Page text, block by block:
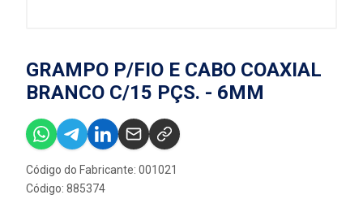
GRAMPO P/FIO E CABO COAXIAL
BRANCO C/15 PÇS. - 6MM
Código do Fabricante: 001021
Código: 885374